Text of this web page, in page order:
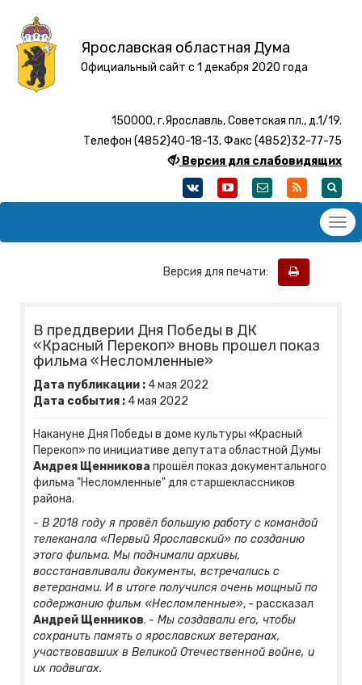
Ярославская областная Дума
Официальный сайт с 1 декабря 2020 года
150000, г.Ярославль, Советская пл., д.1/19.
Телефон (4852)40-18-13, Факс (4852)32-77-75
Версия для слабовидящих
Версия для печати:
В преддверии Дня Победы в ДК
«Красный Перекоп» вновь прошел показ
фильма «Несломленные»
Дата публикации : 4мая 2022
Дата события : 4мая 2022
Накануне Дня Победы в доме культуры «Красный
Перекоп» по инициативе депутата областной Думы
Андрея Щенникова прошёл показ документального
фильма "Несломленные" для старшеклассников
района.
- В 2018 году я провёл большую работу с командой
телеканала «Первый Ярославский» по созданию
этого фильма. Мы поднимали архивы,
восстанавливали документы, встречались с
ветеранами. И в итоге получился очень мощный по
содержанию фильм «Несломленные», - рассказал
Андрей Щенников. - Мы создавали его, чтобы
сохранить память о ярославских ветеранах,
участвовавших в Великой Отечественной войне, и
их подвигах.